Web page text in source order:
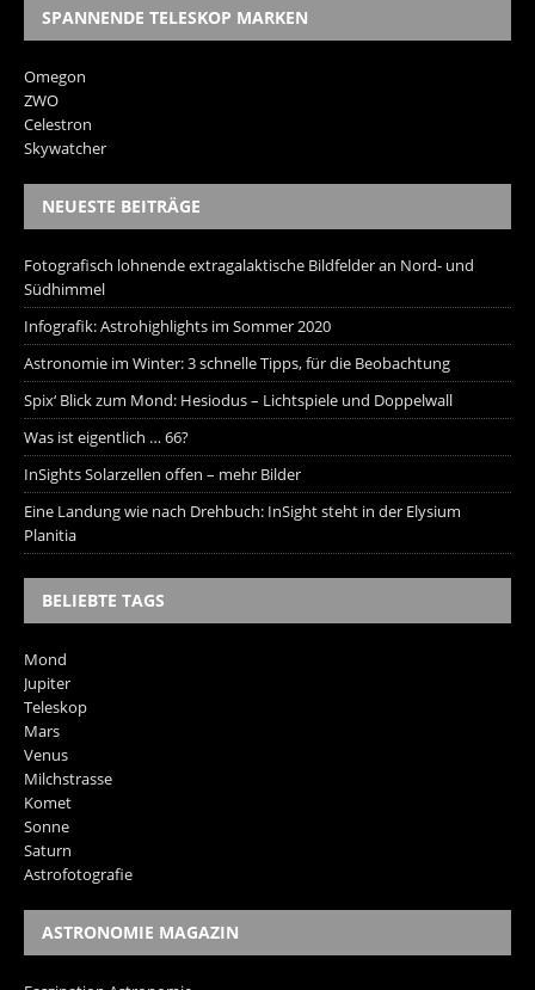
SPANNENDE TELESKOP MARKEN
Omegon
ZWO
Celestron
Skywatcher
NEUESTE BEITRÄGE
Fotografisch lohnende extragalaktische Bildfelder an Nord- und
Südhimmel
Infografik: Astrohighlights im Sommer 2020
Astronomie im Winter: 3 schnelle Tipps, für die Beobachtung
Spix‘ Blick zum Mond: Hesiodus – Lichtspiele und Doppelwall
Was ist eigentlich … 66?
InSights Solarzellen offen – mehr Bilder
Eine Landung wie nach Drehbuch: InSight steht in der Elysium
Planitia
BELIEBTE TAGS
Mond
Jupiter
Teleskop
Mars
Venus
Milchstrasse
Komet
Sonne
Saturn
Astrofotografie
ASTRONOMIE MAGAZIN